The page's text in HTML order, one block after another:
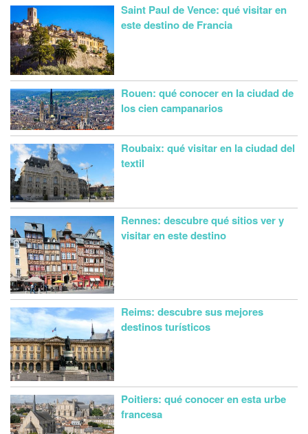
Saint Paul de Vence: qué visitar en
este destino de Francia
Rouen: qué conocer en la ciudad de
los cien campanarios
Roubaix: qué visitar en la ciudad del
textil
Rennes: descubre qué sitios ver y
visitar en este destino
Reims: descubre sus mejores
destinos turísticos
Poitiers: qué conocer en esta urbe
francesa